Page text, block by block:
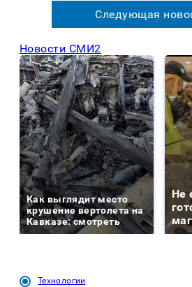
Следующая
Новости СМИ2
Как выглядит место
крушение вертолета на
Кавказе: смотреть
Не
Технологии